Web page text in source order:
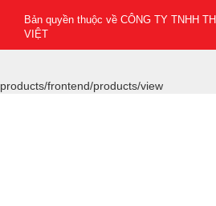
Bản quyền thuộc về CÔNG TY TNHH
VIỆT
products/frontend/products/view